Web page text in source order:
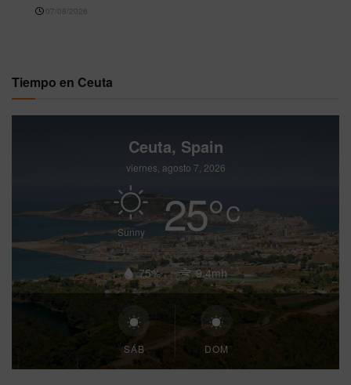
07/08/2026
Tiempo en Ceuta
Ceuta, Spain
viernes, agosto 7, 2026
Sunny 25°C
75% 9.4mh
SÁB DOM